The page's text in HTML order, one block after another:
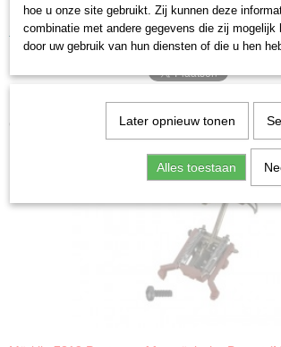
ICE
Ook interessant
hoe u onze site gebruikt. Zij kunnen deze
combinatie met andere gegevens die zij mogelijk
door uw gebruik van hun diensten of die u hen
Later opnieuw tonen
Alles toestaan